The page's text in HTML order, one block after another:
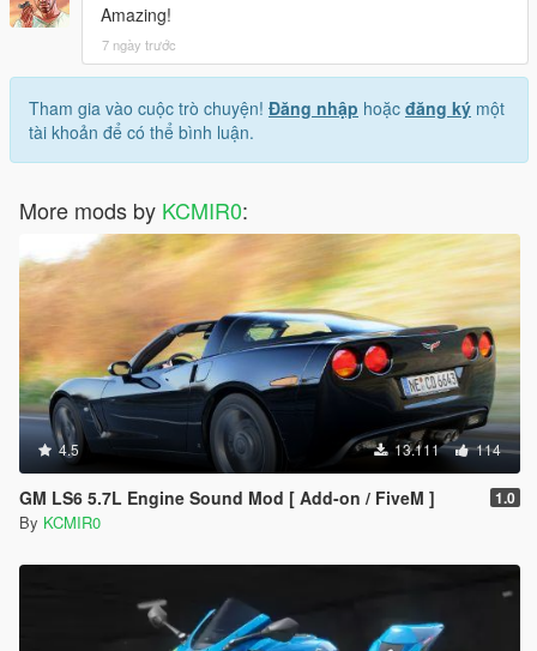
Amazing!
7 ngày trước
Tham gia vào cuộc trò chuyện! Đăng nhập hoặc đăng ký một
tài khoản để có thể bình luận.
More mods by KCMIR0:
4.5 13.111 114
GM LS6 5.7L Engine Sound Mod [ Add-on / FiveM ] 1.0
By KCMIR0